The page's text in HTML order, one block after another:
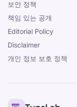
보안 정책
책임 있는 공개
Editorial Policy
Disclaimer
개인 정보 보호 정책